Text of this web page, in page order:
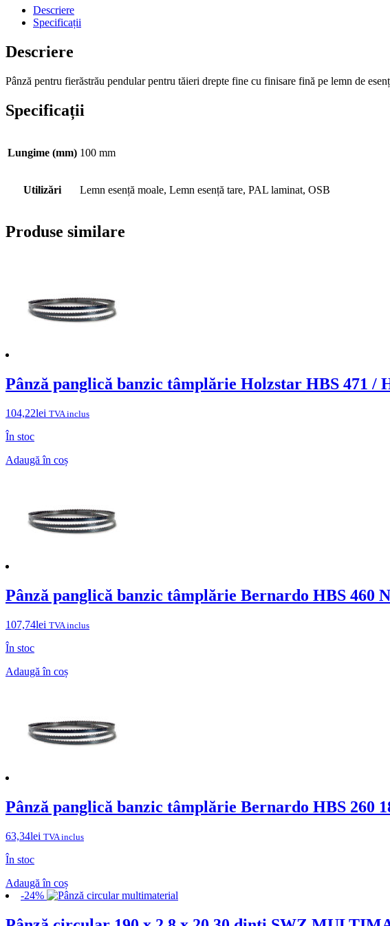
Descriere
Specificații
Descriere
Pânză pentru fierăstrău pendular pentru tăieri drepte fine cu finisare fină pe lemn de
Specificații
Lungime (mm) 100 mm
Utilizări Lemn esență moale, Lemn esență tare, PAL laminat, OSB
Produse similare
Pânză panglică banzic tâmplărie Holzstar HBS 471 /
104,22lei TVA inclus
În stoc
Adaugă în coș
Pânză panglică banzic tâmplărie Bernardo HBS 460
107,74lei TVA inclus
În stoc
Adaugă în coș
Pânză panglică banzic tâmplărie Bernardo HBS 260
63,34lei TVA inclus
În stoc
Adaugă în coș
-24%